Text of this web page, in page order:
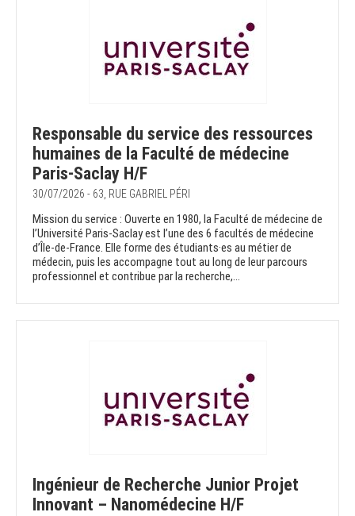
Responsable du service des ressources
humaines de la Faculté de médecine
Paris-Saclay H/F
30/07/2026 - 63, RUE GABRIEL PÉRI
Mission du service : Ouverte en 1980, la Faculté de médecine de
l’Université Paris-Saclay est l’une des 6 facultés de médecine
d’Île-de-France. Elle forme des étudiants·es au métier de
médecin, puis les accompagne tout au long de leur parcours
professionnel et contribue par la recherche,...
Ingénieur de Recherche Junior Projet
Innovant – Nanomédecine H/F